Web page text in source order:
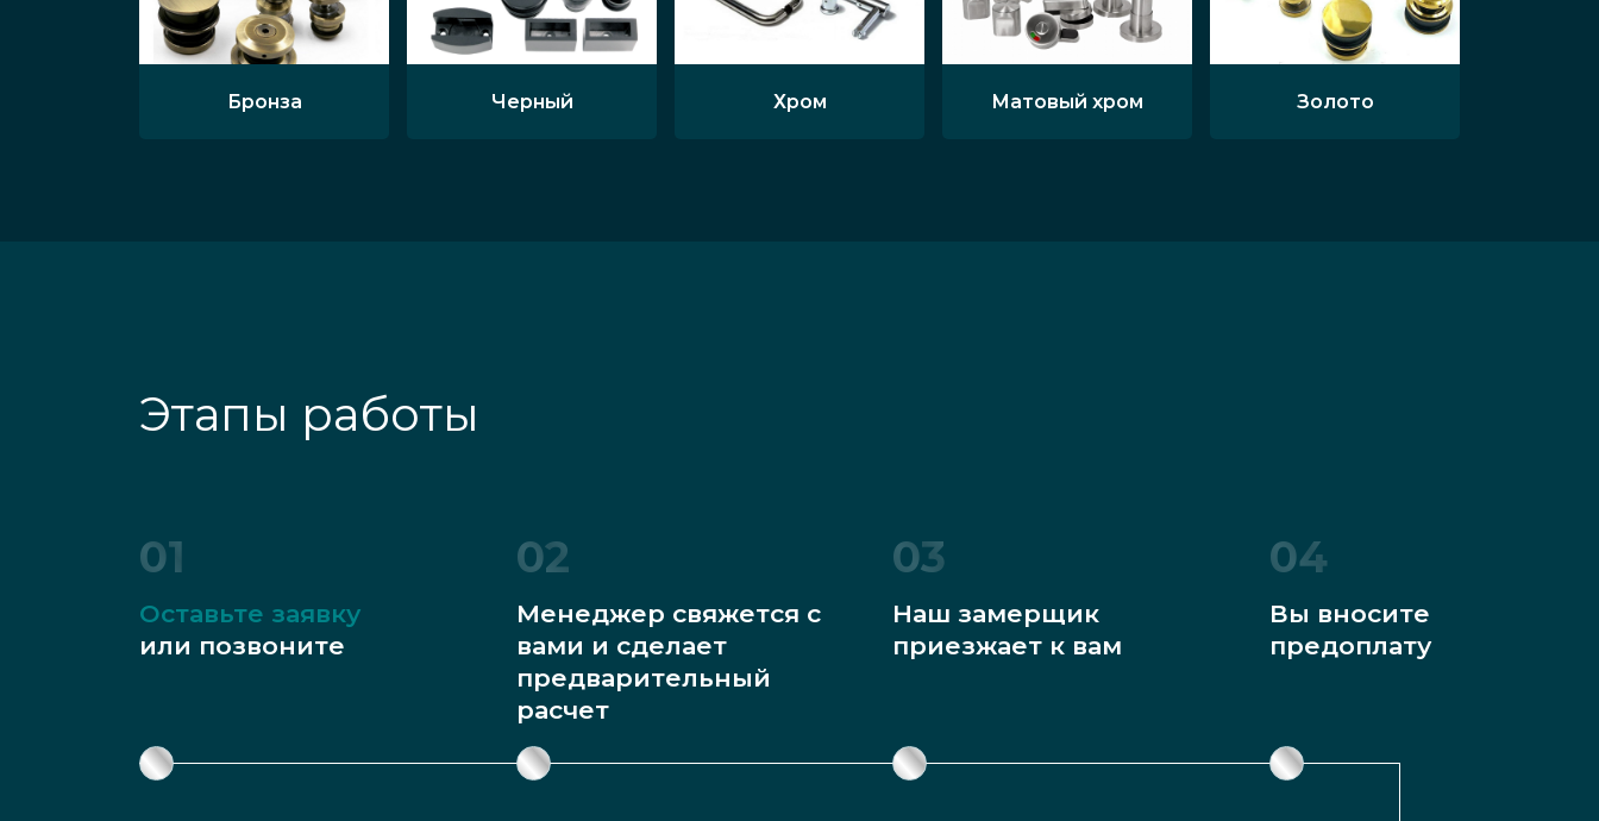
Бронза Черный Хром Матовый хром Золото
Этапы работы
01
Оставьте заявку
или позвоните
02
Менеджер свяжется с
вами и сделает
предварительный
расчет
03
Наш замерщик
приезжает к вам
04
Вы вносите
предоплату